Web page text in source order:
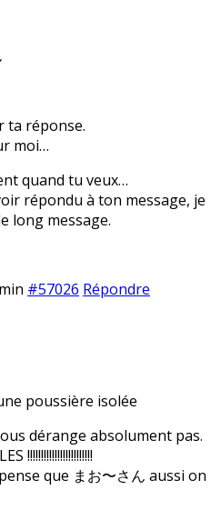
ta réponse.
moi…
quand tu veux…
répondu à ton message, je
long message.
#57026 Répondre
poussière isolée
dérange absolument pas.
!!!!!!!!!!!!!!!!!!!!!!!!
que まお〜さん aussi on